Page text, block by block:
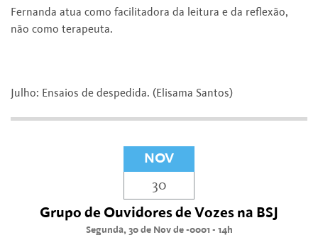
Fernanda atua como facilitadora da leitura e da reflexão,
não como terapeuta.
Julho: Ensaios de despedida. (Elisama Santos)
NOV
30
Grupo de Ouvidores de Vozes na BSJ
Segunda, 30 de Nov de -0001 - 14h